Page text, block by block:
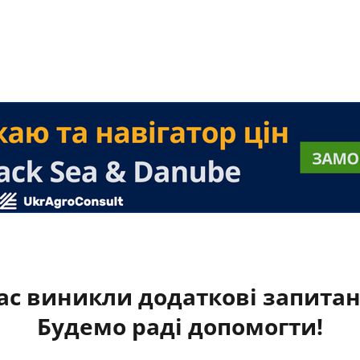
виникли додаткові
Будемо раді допомогти!